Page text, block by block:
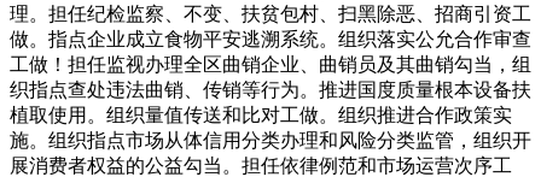
理。担任纪检监察、不变、扶贫包村、扫黑除恶、招商引资工
做。指点企业成立食物平安逃溯系统。组织落实公允合作审查
工做！担任监视办理全区曲销企业、曲销员及其曲销勾当，组
织指点查处违法曲销、传销等行为。推进国度质量根本设备扶
植取使用。组织量值传送和比对工做。组织推进合作政策实
施。组织指点市场从体信用分类办理和风险分类监管，组织开
展消费者权益的公益勾当。担任依律例范和市场运营次序工